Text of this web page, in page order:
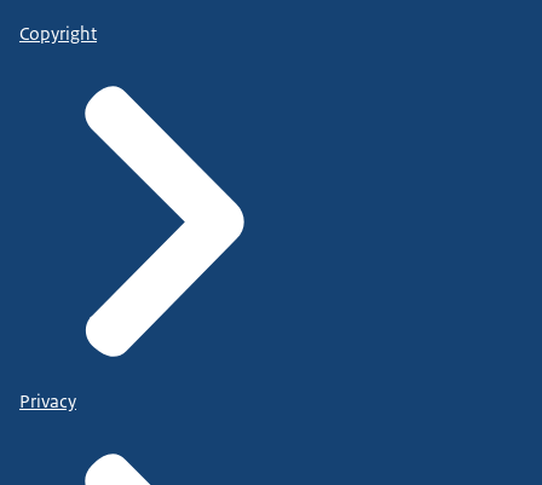
Copyright
Privacy